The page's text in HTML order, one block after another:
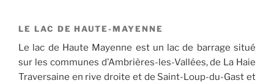
LE LAC DE HAUTE-MAYENNE
Le lac de Haute Mayenne est un lac de barrage situé
sur les communes d’Ambrières-les-Vallées, de La Haie
Traversaine en rive droite et de Saint-Loup-du-Gast et